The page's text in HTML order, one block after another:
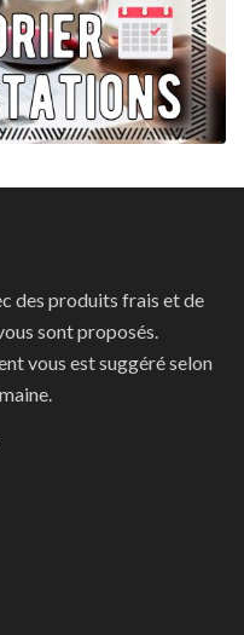
des produits frais et de
sont proposés.
vous est suggéré selon